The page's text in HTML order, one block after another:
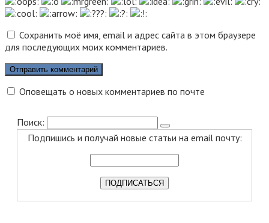
Сохранить моё имя, email и адрес сайта в этом браузере
для последующих моих комментариев.
Оповещать о новых комментариев по почте
Поиск:
Подпишись и получай новые статьи на email почту: